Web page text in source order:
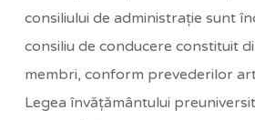
consiliului de administraţie sunt
consiliu de conducere constituit
membri, conform prevederilor
Legea învăţământului